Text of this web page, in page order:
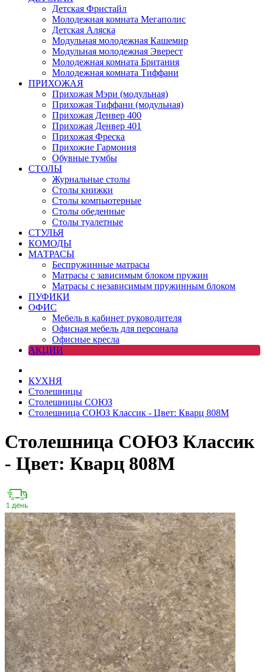
Детская Фристайл
Молодежная комната Мегаполис
Детская Аляска
Модульная молодежная Кашемир
Модульная молодежная Эверест
Молодежная комната Британия
Молодежная комната Тиффани
ПРИХОЖАЯ
Прихожая Мэри (модульная)
Прихожая Тиффани (модульная)
Прихожая Денвер 400
Прихожая Денвер 401
Прихожая Фреска
Прихожие Гармония
Обувные тумбы
СТОЛЫ
Журнальные столы
Столы книжки
Столы компьютерные
Столы обеденные
Столы туалетные
СТУЛЬЯ
КОМОДЫ
МАТРАСЫ
Беспружинные матрасы
Матрасы с зависимым блоком пружин
Матрасы с независимым пружинным блоком
ПУФИКИ
ОФИС
Мебель в кабинет руководителя
Офисная мебель для персонала
Офисные кресла
АКЦИИ
КУХНЯ
Столешницы
Столешницы СОЮЗ
Столешница СОЮЗ Классик - Цвет: Кварц 808М
Столешница СОЮЗ Классик
- Цвет: Кварц 808М